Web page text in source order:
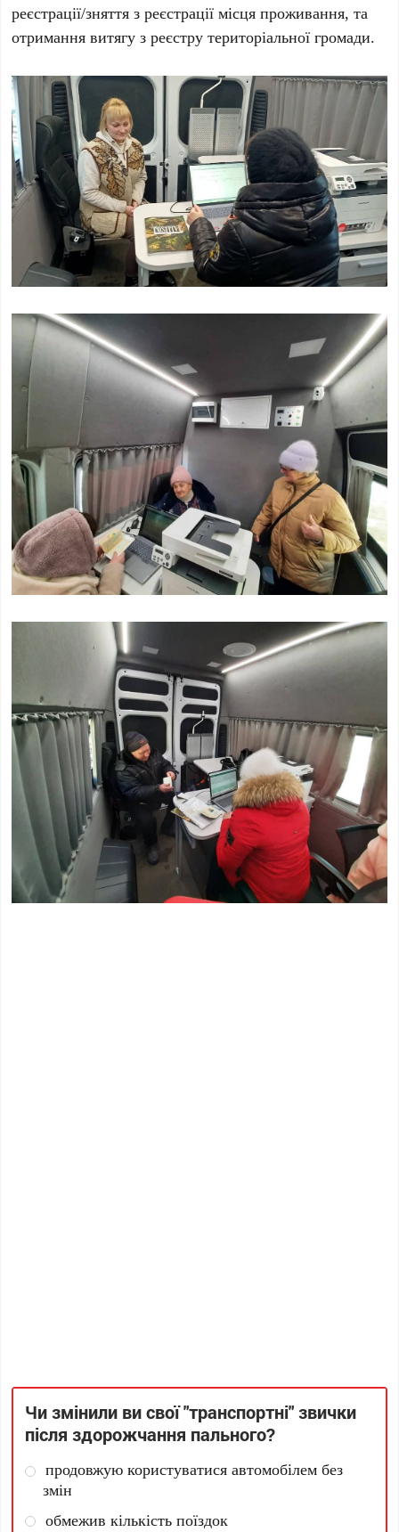
реєстрації/зняття з реєстрації місця проживання, та
отримання витягу з реєстру територіальної громади.
Чи змінили ви свої "транспортні" звички
після здорожчання пального?
продовжую користуватися автомобілем без
змін
обмежив кількість поїздок